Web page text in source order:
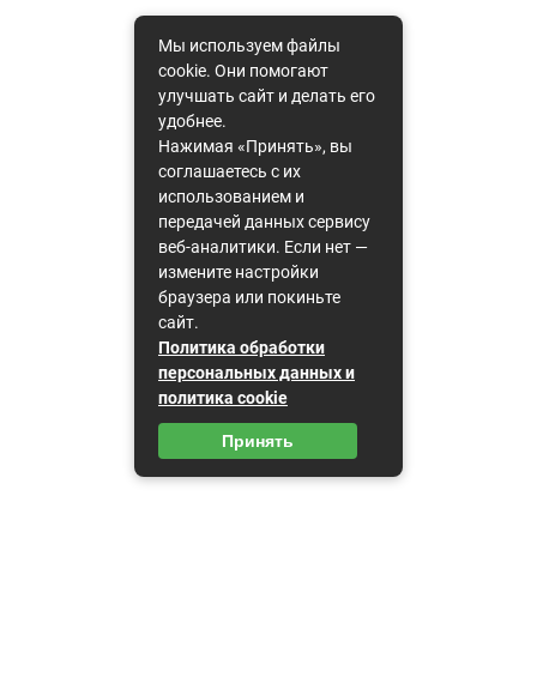
Мы используем файлы
cookie. Они помогают
улучшать сайт и делать его
удобнее.
Нажимая «Принять», вы
соглашаетесь с их
использованием и
передачей данных сервису
веб-аналитики. Если нет —
измените настройки
браузера или покиньте
сайт.
Политика обработки
персональных данных и
политика cookie
Принять